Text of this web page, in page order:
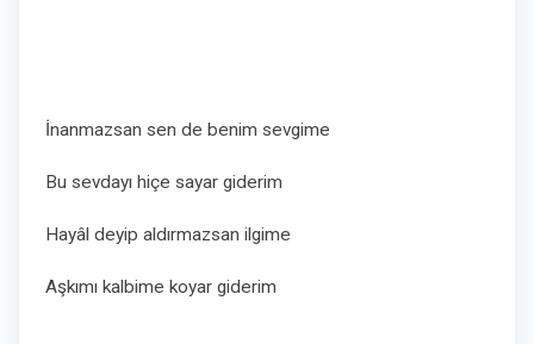
İnanmazsan sen de benim sevgime
Bu sevdayı hiçe sayar giderim
Hayâl deyip aldırmazsan ilgime
Aşkımı kalbime koyar giderim